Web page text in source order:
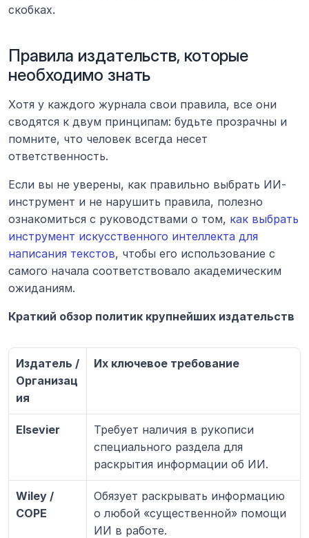
скобках.
Правила издательств, которые
необходимо знать
Хотя у каждого журнала свои правила, все они
сводятся к двум принципам: будьте прозрачны и
помните, что человек всегда несет
ответственность.
Если вы не уверены, как правильно выбрать ИИ-
инструмент и не нарушить правила, полезно
ознакомиться с руководствами о том, как выбрать
инструмент искусственного интеллекта для
написания текстов, чтобы его использование с
самого начала соответствовало академическим
ожиданиям.
Краткий обзор политик крупнейших издательств
Издатель /
Организац
ия
Их ключевое требование
Elsevier
Требует наличия в рукописи
специального раздела для
раскрытия информации об ИИ.
Wiley /
COPE
Обязует раскрывать информацию
о любой «существенной» помощи
ИИ в работе.